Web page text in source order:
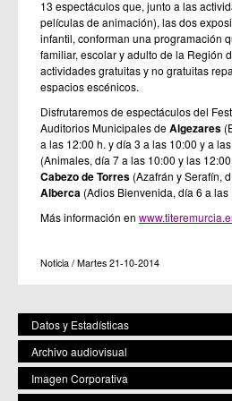
13 espectáculos que, junto a las
películas de animación), las dos
infantil, conforman una programación
familiar, escolar y adulto de la Región
actividades gratuitas y no gratuitas
espacios escénicos.
Disfrutaremos de espectáculos del
Auditorios Municipales deAlgezares
a las 12:00 h. y día 3 a las 10:00 y a
(Animales, día 7 a las 10:00 y las
Cabezo de Torres (Azafrán y Serafín,
Alberca (Adios Bienvenida, día 6 a las
Más información en
Noticia / Martes 21-10-2014
Datos y Estadísticas
Archivo audiovisual
Imagen Corporativa